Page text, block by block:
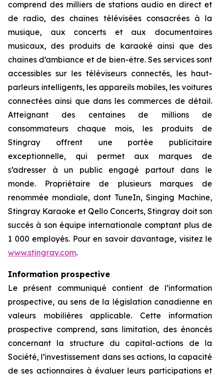
comprend des milliers de stations audio en direct et
de radio, des chaînes télévisées consacrées à la
musique, aux concerts et aux documentaires
musicaux, des produits de karaoké ainsi que des
chaînes d’ambiance et de bien-être. Ses services sont
accessibles sur les téléviseurs connectés, les haut-
parleurs intelligents, les appareils mobiles, les voitures
connectées ainsi que dans les commerces de détail.
Atteignant des centaines de millions de
consommateurs chaque mois, les produits de
Stingray offrent une portée publicitaire
exceptionnelle, qui permet aux marques de
s’adresser à un public engagé partout dans le
monde. Propriétaire de plusieurs marques de
renommée mondiale, dont TuneIn, Singing Machine,
Stingray Karaoke et Qello Concerts, Stingray doit son
succès à son équipe internationale comptant plus de
1 000 employés. Pour en savoir davantage, visitez le
www.stingray.com.
Information prospective
Le présent communiqué contient de l’information
prospective, au sens de la législation canadienne en
valeurs mobilières applicable. Cette information
prospective comprend, sans limitation, des énoncés
concernant la structure du capital-actions de la
Société, l’investissement dans ses actions, la capacité
de ses actionnaires à évaluer leurs participations et